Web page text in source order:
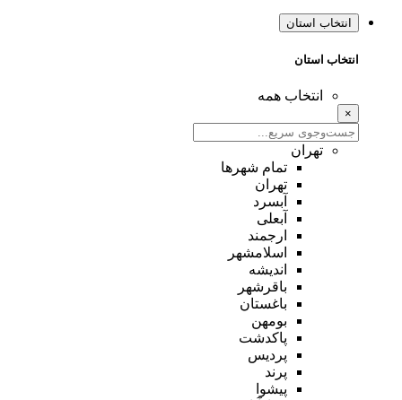
انتخاب استان
انتخاب استان
انتخاب همه
×
تهران
تمام شهر‌ها
تهران
آبسرد
آبعلی
ارجمند
اسلامشهر
اندیشه
باقرشهر
باغستان
بومهن
پاکدشت
پردیس
پرند
پیشوا